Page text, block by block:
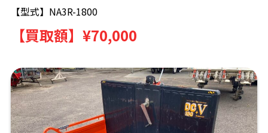
【型式】 NA3R-1800
【買取額】 ¥70,000